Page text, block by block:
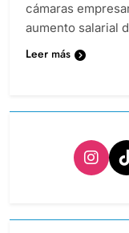
cámaras
aumento salarial
Leer más